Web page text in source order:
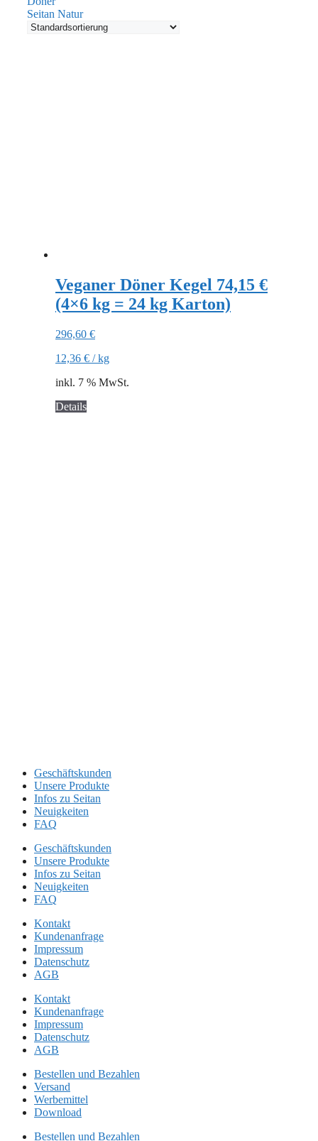
Seitan Natur
Veganer Döner Kegel 74,15 €
(4×6 kg = 24 kg Karton)
296,60 €
12,36 € /kg
inkl. 7 % MwSt.
Details
Geschäftskunden
Unsere Produkte
Infos zu Seitan
Neuigkeiten
FAQ
Geschäftskunden
Unsere Produkte
Infos zu Seitan
Neuigkeiten
FAQ
Kontakt
Kundenanfrage
Impressum
Datenschutz
AGB
Kontakt
Kundenanfrage
Impressum
Datenschutz
AGB
Bestellen und Bezahlen
Versand
Werbemittel
Download
Bestellen und Bezahlen